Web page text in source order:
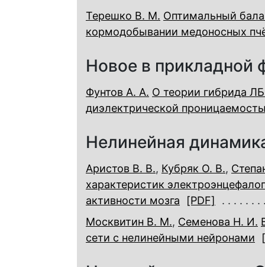
Терешко В. М. Оптимальный
кормодобывании медоносных
Новое в прикладной
Фунтов А. А. О теории гибрида
диэлектрической
Нелинейная
Аристов В. В., Кубряк О. В.,
характеристик
активности мозга
[PDF]
Москвитин В. М., Семенова Н. И.
сети с нелинейными нейронами